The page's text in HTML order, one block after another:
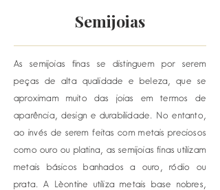
Semijoias
As semijoias finas se distinguem por serem
peças de alta qualidade e beleza, que se
aproximam muito das joias em termos de
aparência, design e durabilidade. No entanto,
ao invés de serem feitas com metais preciosos
como ouro ou platina, as semijoias finas utilizam
metais básicos banhados a ouro, ródio ou
prata. A Lèontine utiliza metais base nobres,